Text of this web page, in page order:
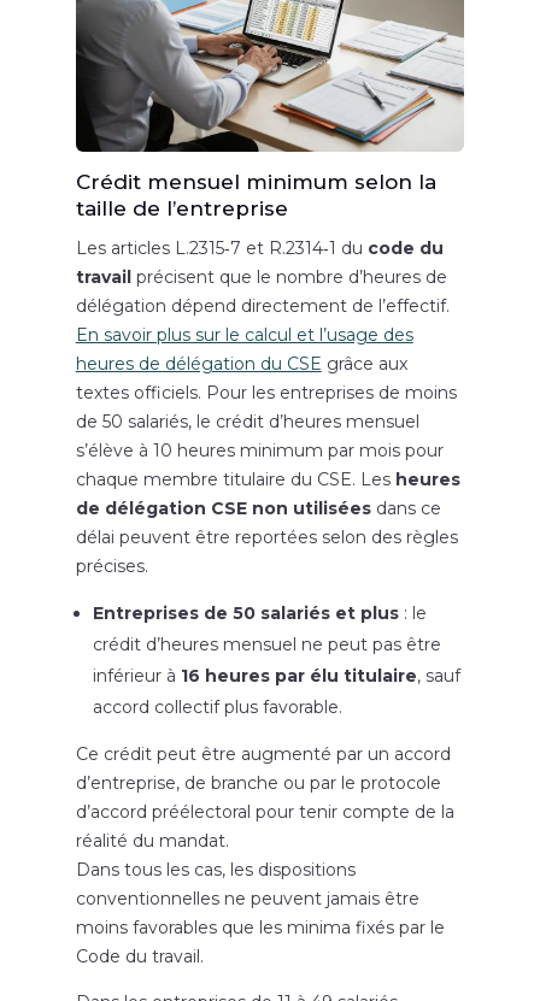
Crédit mensuel minimum selon la
taille de l’entreprise
Les articles L.2315‑7 et R.2314‑1 du code du
travailprécisent que le nombre d’heures de
délégation dépend directement de l’effectif.
En savoir plus sur le calcul et l’usage des
heures de délégation du CSE grâce aux
textes officiels. Pour les entreprises de moins
de 50 salariés, le crédit d’heures mensuel
s’élève à 10 heures minimum par mois pour
chaque membre titulaire du CSE. Les heures
de délégation CSE non utiliséesdans ce
délai peuvent être reportées selon des règles
précises.
Entreprises de 50 salariés et plus: le
crédit d’heures mensuel ne peut pas être
inférieur à 16 heures par élu titulaire, sauf
accord collectif plus favorable.
Ce crédit peut être augmenté par un accord
d’entreprise, de branche ou par le protocole
d’accord préélectoral pour tenir compte de la
réalité du mandat.
Dans tous les cas, les dispositions
conventionnelles ne peuvent jamais être
moins favorables que les minima fixés par le
Code du travail.